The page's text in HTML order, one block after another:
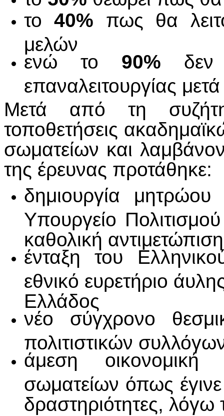
το40% πως θα
μελών
ενώ το 90% δεν
επαναλειτουργίας
Μετά από τη
τοποθετήσεις
σωματείων και
της έρευνας προτάθηκε:
δημιουργία μητρώου
Υπουργείο
καθολική
ένταξη του
εθνικό ευρετήριο
Ελλάδος
νέο σύγχρονο
πολιτιστικών
άμεση οικονομική
σωματείων όπως
δραστηριότητες, λόγω